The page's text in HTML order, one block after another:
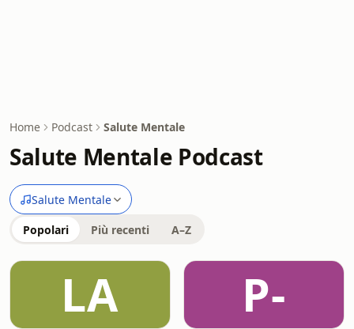
Home Podcast Salute Mentale
Salute Mentale Podcast
Salute Mentale
Popolari Più recenti A–Z
LA P-